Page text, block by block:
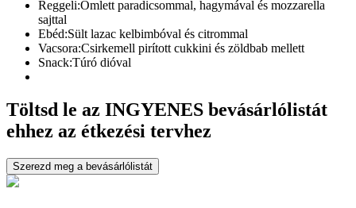
Reggeli:Omlett paradicsommal, hagymával és mozzarella
sajttal
Ebéd:Sült lazac kelbimbóval és citrommal
Vacsora:Csirkemell pirított cukkini és zöldbab mellett
Snack:Túró dióval
Töltsd le az INGYENES bevásárlólistát
ehhez az étkezési tervhez
Szerezd meg a bevásárlólistát